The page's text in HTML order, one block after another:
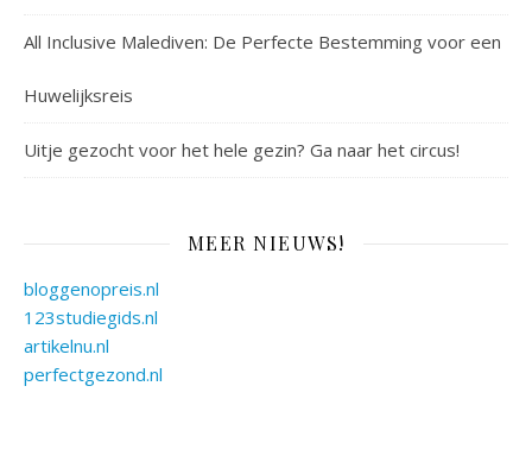
All Inclusive Malediven: De Perfecte Bestemming voor een
Huwelijksreis
Uitje gezocht voor het hele gezin? Ga naar het circus!
MEER NIEUWS!
bloggenopreis.nl
123studiegids.nl
artikelnu.nl
perfectgezond.nl